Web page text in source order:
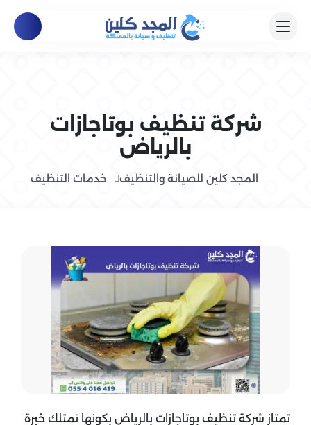
شركة تنظيف بوتاجازات
بالرياض
المجد كلين للصيانة والتنظيف خدمات التنظيف
تمتاز شركة تنظيف بوتاجازات بالرياض بكونها تمتلك خبرة